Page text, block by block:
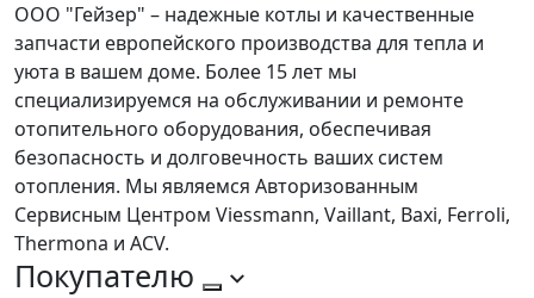
ООО "Гейзер" – надежные котлы и качественные
запчасти европейского производства для тепла и
уюта в вашем доме. Более 15 лет мы
специализируемся на обслуживании и ремонте
отопительного оборудования, обеспечивая
безопасность и долговечность ваших систем
отопления. Мы являемся Авторизованным
Сервисным Центром Viessmann, Vaillant, Baxi, Ferroli,
Thermona и ACV.
Покупателю